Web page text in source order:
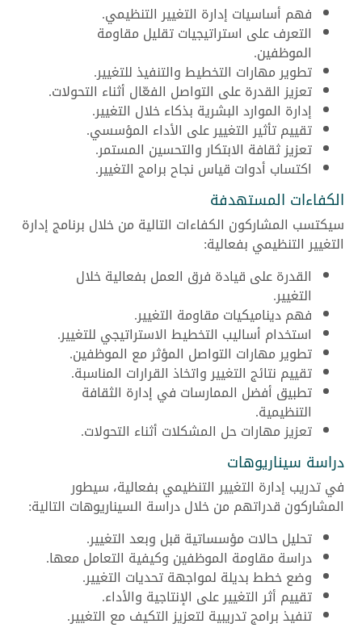
فهم أساسيات إدارة التغيير التنظيمي.
التعرف على استراتيجيات تقليل مقاومة
الموظفين.
تطوير مهارات التخطيط والتنفيذ للتغيير.
تعزيز القدرة على التواصل الفعّال أثناء التحولات.
إدارة الموارد البشرية بذكاء خلال التغيير.
تقييم تأثير التغيير على الأداء المؤسسي.
تعزيز ثقافة الابتكار والتحسين المستمر.
اكتساب أدوات قياس نجاح برامج التغيير.
الكفاءات المستهدفة
سيكتسب المشاركون الكفاءات التالية من خلال برنامج إدارة
التغيير التنظيمي بفعالية:
القدرة على قيادة فرق العمل بفعالية خلال
التغيير.
فهم ديناميكيات مقاومة التغيير.
استخدام أساليب التخطيط الاستراتيجي للتغيير.
تطوير مهارات التواصل المؤثر مع الموظفين.
تقييم نتائج التغيير واتخاذ القرارات المناسبة.
تطبيق أفضل الممارسات في إدارة الثقافة
التنظيمية.
تعزيز مهارات حل المشكلات أثناء التحولات.
دراسة سيناريوهات
في تدريب إدارة التغيير التنظيمي بفعالية، سيطور
المشاركون قدراتهم من خلال دراسة السيناريوهات التالية:
تحليل حالات مؤسساتية قبل وبعد التغيير.
دراسة مقاومة الموظفين وكيفية التعامل معها.
وضع خطط بديلة لمواجهة تحديات التغيير.
تقييم أثر التغيير على الإنتاجية والأداء.
تنفيذ برامج تدريبية لتعزيز التكيف مع التغيير.